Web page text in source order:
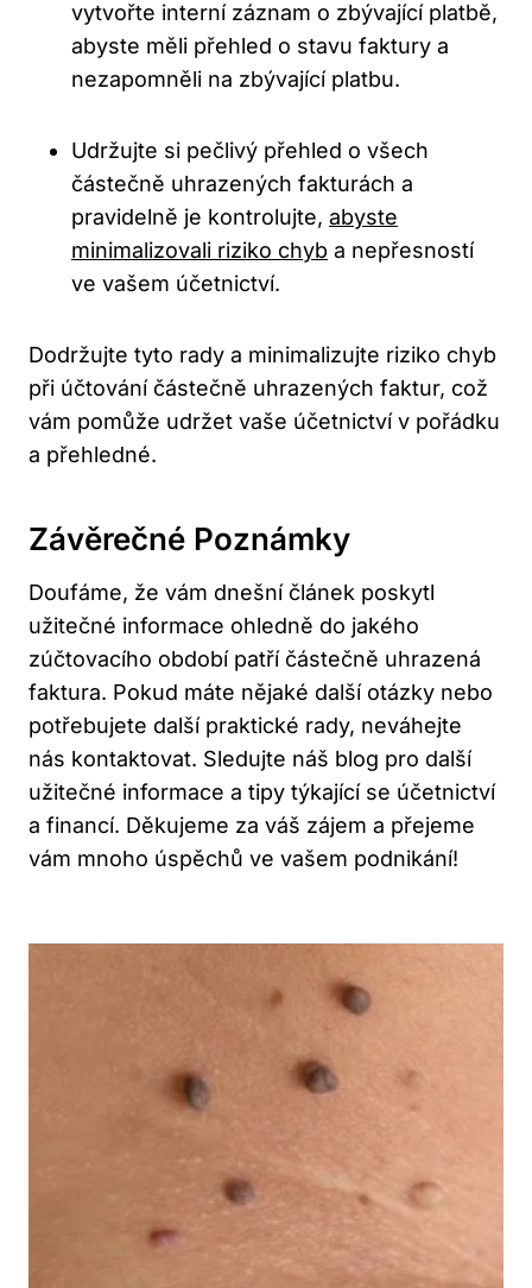
vytvořte interní záznam o zbývající platbě,
abyste měli přehled o stavu faktury a
nezapomněli na zbývající platbu.
Udržujte si pečlivý přehled o všech
částečně uhrazených fakturách a
pravidelně je kontrolujte, abyste
minimalizovali riziko chyb a nepřesností
ve vašem účetnictví.
Dodržujte tyto rady a minimalizujte riziko chyb
při účtování částečně uhrazených faktur, což
vám pomůže udržet vaše účetnictví v pořádku
a přehledné.
Závěrečné Poznámky
Doufáme, že vám dnešní článek poskytl
užitečné informace ohledně do jakého
zúčtovacího období patří částečně uhrazená
faktura. Pokud máte nějaké další otázky nebo
potřebujete další praktické rady, neváhejte
nás kontaktovat. Sledujte náš blog pro další
užitečné informace a tipy týkající se účetnictví
a financí. Děkujeme za váš zájem a přejeme
vám mnoho úspěchů ve vašem podnikání!